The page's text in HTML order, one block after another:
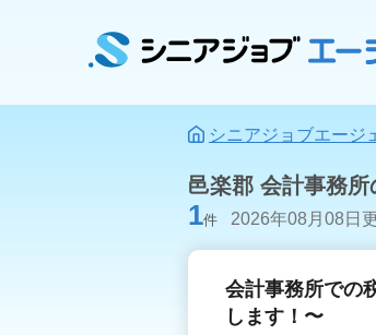
シニアジョブエージ
邑楽郡 会計事務
1件 2026年08月08日
会計事務所での
します！〜